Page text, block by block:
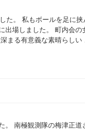
た。 私もボールを足に
場しました。 町内会の
まる有意義な素晴らしい
。 南極観測隊の梅津正道